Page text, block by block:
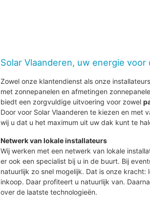
Solar Vlaanderen, uw energie
Zowel onze klantendienst als onze
met zonnepanelen en afmetingen
biedt een zorgvuldige uitvoering voor zowel
Door voor Solar Vlaanderen te kiezen en met
wij u dat u het maximum uit uw dak kunt te
Netwerk van lokale installateurs
Wij werken met een netwerk van lokale
er ook een specialist bij u in de buurt. Bij
natuurlijk zo snel mogelijk. Dat is onze kracht:
inkoop. Daar profiteert u natuurlijk van.
over de laatste technologieën.